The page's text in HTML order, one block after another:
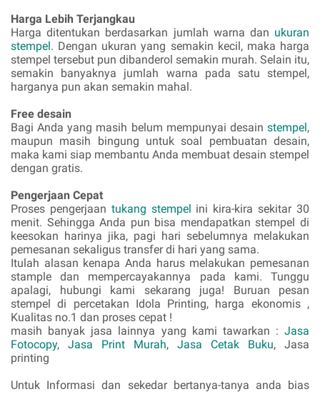
Harga Lebih Terjangkau
Harga ditentukan berdasarkan jumlah warna dan ukuran
stempel . Dengan ukuran yang semakin kecil, maka harga
stempel tersebut pun dibanderol semakin murah. Selain itu,
semakin banyaknya jumlah warna pada satu stempel,
harganya pun akan semakin mahal.
Free desain
Bagi Anda yang masih belum mempunyai desain stempel ,
maupun masih bingung untuk soal pembuatan desain,
maka kami siap membantu Anda membuat desain stempel
dengan gratis.
Pengerjaan Cepat
Proses pengerjaan tukang stempel ini kira-kira sekitar30
menit. Sehingga Anda pun bisa mendapatkan stempel di
keesokan harinya jika, pagi hari sebelumnya melakukan
pemesanan sekaligus transfer di hari yang sama.
Itulah alasan kenapa Anda harus melakukan pemesanan
stample dan mempercayakannya pada kami. Tunggu
apalagi, hubungi kami sekarang juga! Buruan pesan
stempel di percetakan Idola Printing, harga ekonomis ,
Kualitas no.1 dan proses cepat !
masih banyak jasa lainnya yang kami tawarkan : Jasa
Fotocopy, Jasa Print Murah, Jasa Cetak Buku, Jasa
printing
Untuk Informasi dan sekedar bertanya-tanya anda bias